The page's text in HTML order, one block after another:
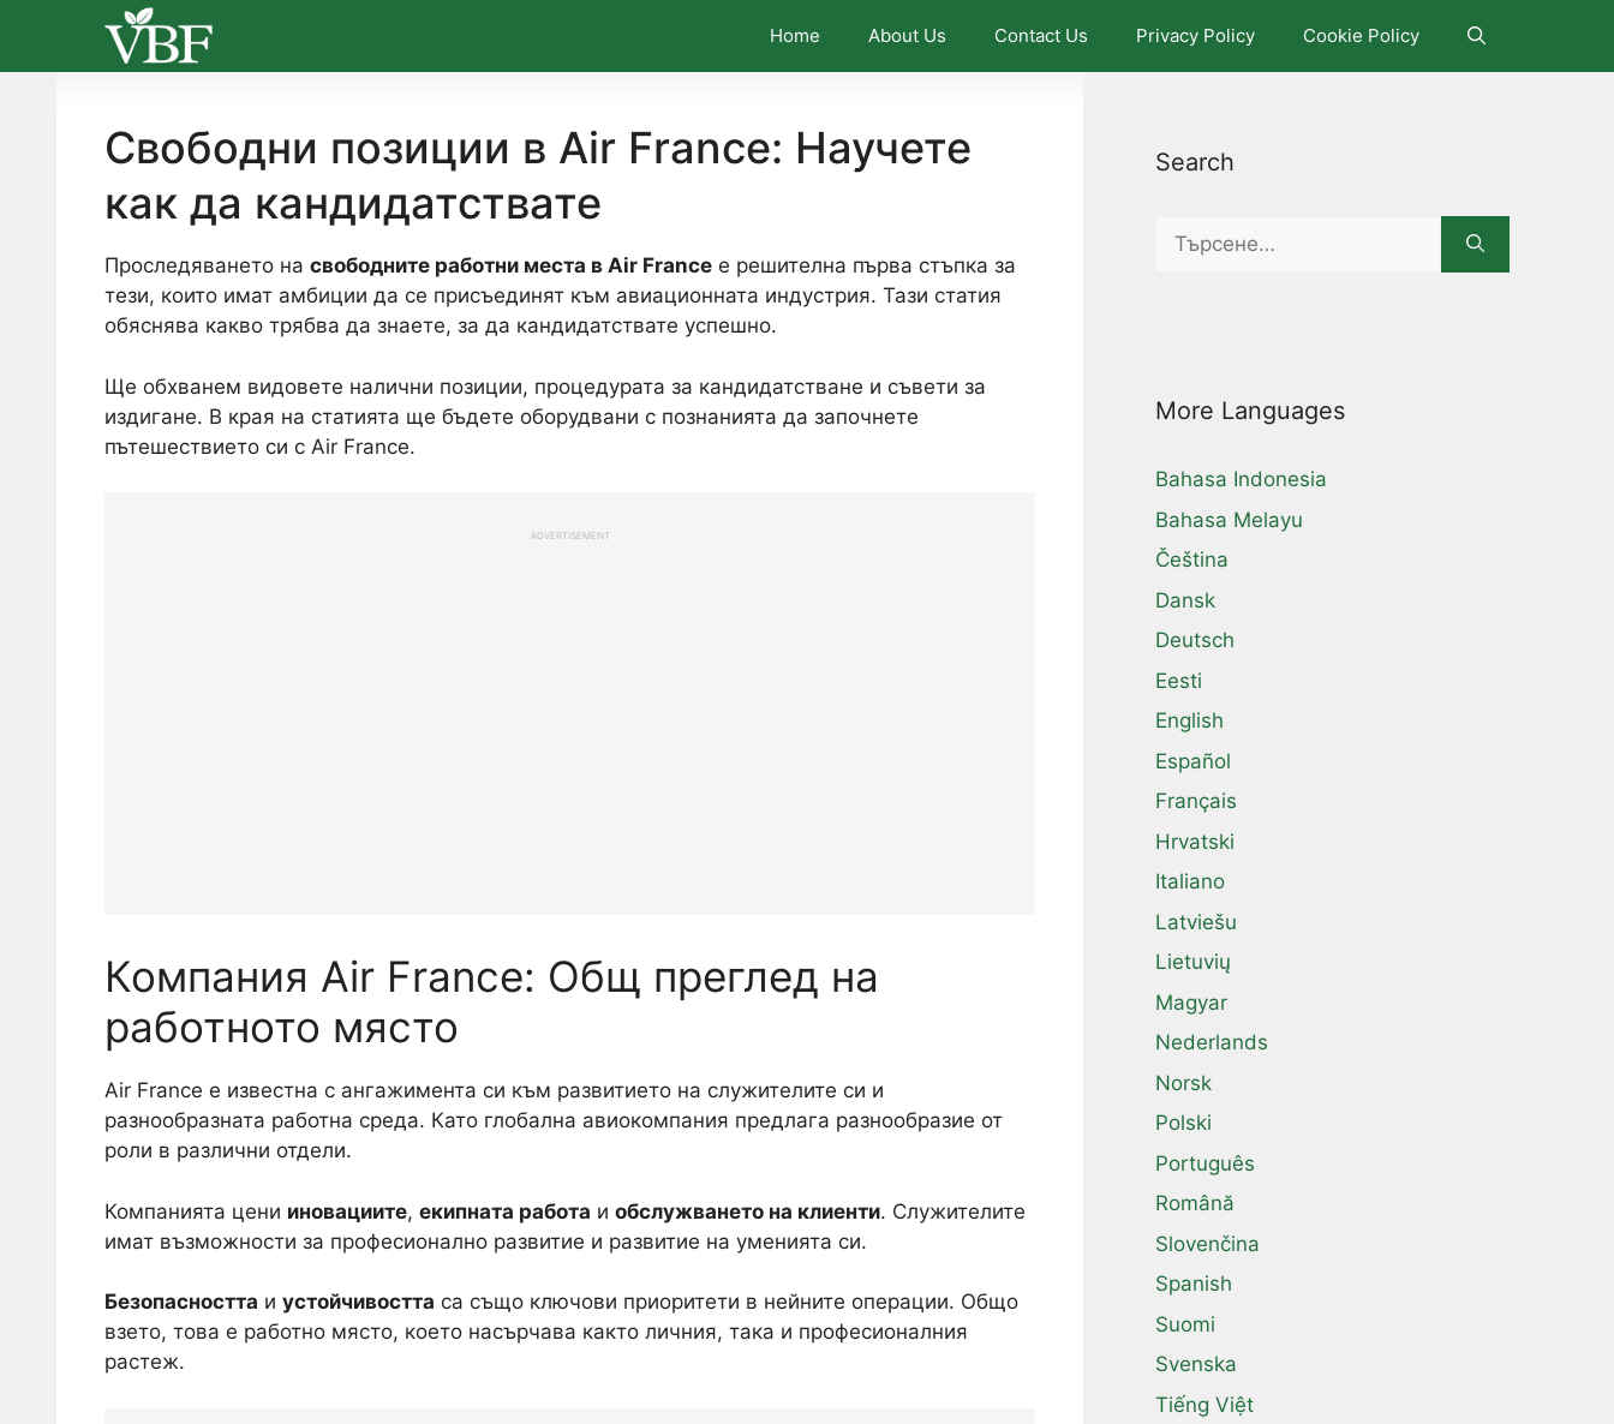
content
Home About Us Contact Us Privacy Policy Cookie Policy
Свободни позиции в Air France: Научете
как да кандидатствате
Проследяването на свободните работни места в Air France е решителна първа стъпка за
тези, които имат амбиции да се присъединят към авиационната индустрия. Тази статия
обяснява какво трябва да знаете, за да кандидатствате успешно.
Ще обхванем видовете налични позиции, процедурата за кандидатстване и съвети за
издигане. В края на статията ще бъдете оборудвани с познанията да започнете
пътешествието си с Air France.
ADVERTISEMENT
Компания Air France: Общ преглед на
работното място
Air France е известна с ангажимента си към развитието на служителите си и
разнообразната работна среда. Като глобална авиокомпания предлага разнообразие от
роли в различни отдели.
Компанията цени иновациите, екипната работа и обслужването на клиенти. Служителите
имат възможности за професионално развитие и развитие на уменията си.
Безопасността и устойчивостта са също ключови приоритети в нейните операции. Общо
взето, това е работно място, което насърчава както личния, така и професионалния
растеж.
Search
Search
More Languages
Bahasa Indonesia
Bahasa Melayu
Čeština
Dansk
Deutsch
Eesti
English
Español
Français
Hrvatski
Italiano
Latviešu
Lietuvių
Magyar
Nederlands
Norsk
Polski
Português
Română
Slovenčina
Spanish
Suomi
Svenska
Tiếng Việt